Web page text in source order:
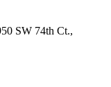
SW 74th Ct.,